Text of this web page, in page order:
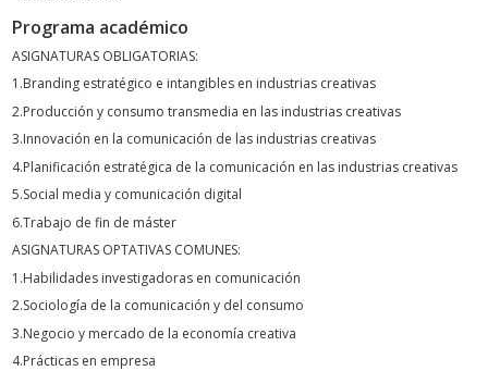
Programa académico
ASIGNATURAS OBLIGATORIAS:
1.Branding estratégico e intangibles en industrias creativas
2.Producción y consumo transmedia en las industrias creativas
3.Innovación en la comunicación de las industrias creativas
4.Planificación estratégica de la comunicación en las industrias creativas
5.Social media y comunicación digital
6.Trabajo de fin de máster
ASIGNATURAS OPTATIVAS COMUNES:
1.Habilidades investigadoras en comunicación
2.Sociología de la comunicación y del consumo
3.Negocio y mercado de la economía creativa
4.Prácticas en empresa